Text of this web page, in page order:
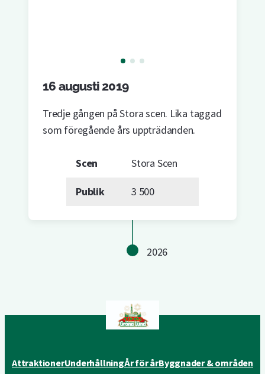
16 augusti 2019
Tredje gången på Stora scen. Lika taggad
som föregående års uppträdanden.
Scen Stora Scen
Publik 3 500
2026
AttraktionerUnderhållningÅr för årByggnader & områden